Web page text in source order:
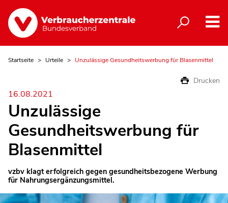
Startseite Urteile Unzulässige Gesundheitswerbung für Blasenmittel
Drucken
16.08.2021
Unzulässige
Gesundheitswerbung für
Blasenmittel
vzbv klagt erfolgreich gegen gesundheitsbezogene Werbung
für Nahrungsergänzungsmittel.